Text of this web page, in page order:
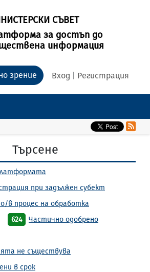
СЪВЕТ
за достъп до
информация
Вход Регистрация
зрение
Търсене
при задължен субект
в процес на обработка
624
Частично одобрено
не съществува
в срок